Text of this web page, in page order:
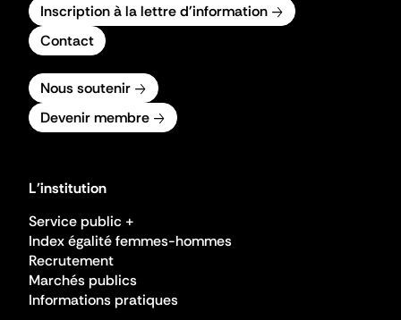
Inscription à la lettre d'information
Contact
Nous soutenir
Devenir membre
L'institution
Service public +
Index égalité femmes-hommes
Recrutement
Marchés publics
Informations pratiques